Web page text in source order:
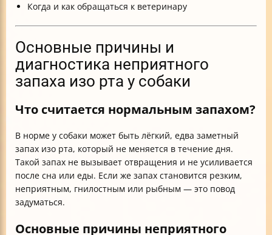
Когда и как обращаться к ветеринару
Основные причины и
диагностика неприятного
запаха изо рта у собаки
Что считается нормальным запахом?
В норме у собаки может быть лёгкий, едва заметный
запах изо рта, который не меняется в течение дня.
Такой запах не вызывает отвращения и не усиливается
после сна или еды. Если же запах становится резким,
неприятным, гнилостным или рыбным — это повод
задуматься.
Основные причины неприятного